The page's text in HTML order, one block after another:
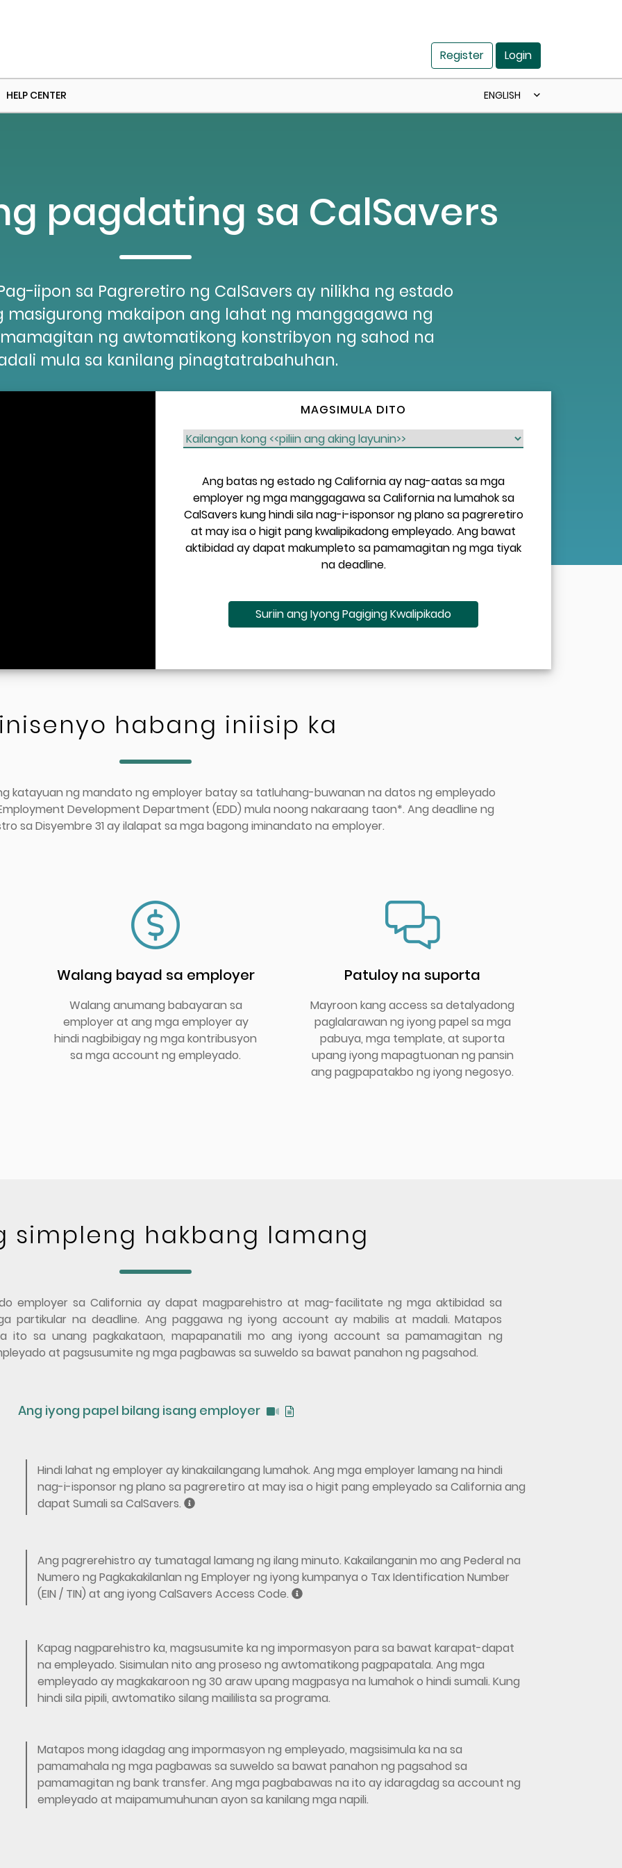
Register Login
ENGLISH
HELP CENTER
pagdating sa CalSavers
iipon sa Pagreretiro ng CalSavers ay nilikha ng estado
masigurong makaipon ang lahat ng manggagawa ng
ng awtomatikong konstribyon ng sahod na
mula sa kanilang pinagtatrabahuhan.
MAGSIMULA DITO
Ang batas ng estado ng California ay nag-aatas sa mga
employer ng mga manggagawa sa California na lumahok sa
CalSavers kung hindi sila nag-i-isponsor ng plano sa pagreretiro
at may isa o higit pang kwalipikadong empleyado. Ang bawat
aktibidad ay dapat makumpleto sa pamamagitan ng mga tiyak
na deadline.
Suriin ang Iyong Pagiging Kwalipikado
habang iniisip ka
katayuan ng mandato ng employer batay sa tatluhang-buwanan na datos ng empleyado
Development Department (EDD) mula noong nakaraang taon*. Ang deadline ng
sa Disyembre 31 ay ilalapat sa mga bagong iminandato na employer.
Walang bayad sa employer
Walang anumang babayaran sa
employer at ang mga employer ay
hindi nagbibigay ng mga kontribusyon
sa mga account ng empleyado.
Patuloy na suporta
Mayroon kang access sa detalyadong
paglalarawan ng iyong papel sa mga
pabuya, mga template, at suporta
upang iyong mapagtuonan ng pansin
ang pagpapatakbo ng iyong negosyo.
simpleng hakbang lamang
employer sa California ay dapat magparehistro at mag-facilitate ng mga aktibidad sa
partikular na deadline. Ang paggawa ng iyong account ay mabilis at madali. Matapos
ito sa unang pagkakataon, mapapanatili mo ang iyong account sa pamamagitan ng
at pagsusumite ng mga pagbawas sa suweldo sa bawat panahon ng pagsahod.
Ang iyong papel bilang isang employer
Hindi lahat ng employer ay kinakailangang lumahok. Ang mga employer lamang na hindi
nag-i-isponsor ng plano sa pagreretiro at may isa o higit pang empleyado sa California ang
dapat Sumali sa CalSavers.
Ang pagrerehistro ay tumatagal lamang ng ilang minuto. Kakailanganin mo ang Pederal na
Numero ng Pagkakakilanlan ng Employer ng iyong kumpanya o Tax Identification Number
(EIN / TIN) at ang iyong CalSavers Access Code.
Kapag nagparehistro ka, magsusumite ka ng impormasyon para sa bawat karapat-dapat
na empleyado. Sisimulan nito ang proseso ng awtomatikong pagpapatala. Ang mga
empleyado ay magkakaroon ng 30 araw upang magpasya na lumahok o hindi sumali. Kung
hindi sila pipili, awtomatiko silang maililista sa programa.
Matapos mong idagdag ang impormasyon ng empleyado, magsisimula ka na sa
pamamahala ng mga pagbawas sa suweldo sa bawat panahon ng pagsahod sa
pamamagitan ng bank transfer. Ang mga pagbabawas na ito ay idaragdag sa account ng
empleyado at maipamumuhunan ayon sa kanilang mga napili.